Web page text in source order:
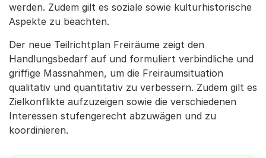
werden. Zudem gilt es soziale sowie kulturhistorische
Aspekte zu beachten.
Der neue Teilrichtplan Freiräume zeigt den
Handlungsbedarf auf und formuliert verbindliche und
griffige Massnahmen, um die Freiraumsituation
qualitativ und quantitativ zu verbessern. Zudem gilt es
Zielkonflikte aufzuzeigen sowie die verschiedenen
Interessen stufengerecht abzuwägen und zu
koordinieren.